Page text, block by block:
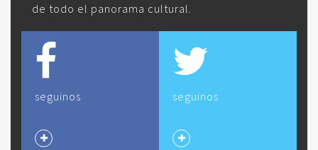
de todo el panorama cultural.
seguinos seguinos